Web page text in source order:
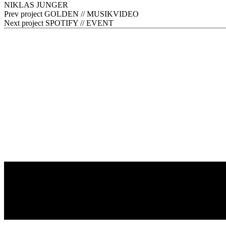
NIKLAS JUNGER
Prev project GOLDEN // MUSIKVIDEO
Next project SPOTIFY // EVENT